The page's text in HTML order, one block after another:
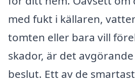
med fukt i källaren,
tomten eller bara vill
skador, är det
beslut. Ett av de